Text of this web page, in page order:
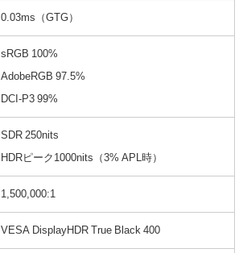
0.03ms（GTG）
sRGB 100%
AdobeRGB 97.5%
DCI-P3 99%
SDR 250nits
HDRピーク1000nits（3% APL時）
1,500,000:1
VESA DisplayHDR True Black 400